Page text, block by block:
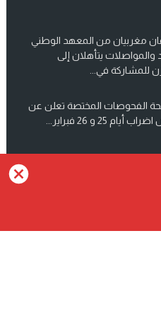
مغربيان من المعهد الوطني
والمواصلات يتأهلان إلى
للمشاركة في...
الفحوصات المختصة تعلن عن
أيام 25 و 26 فبراير...